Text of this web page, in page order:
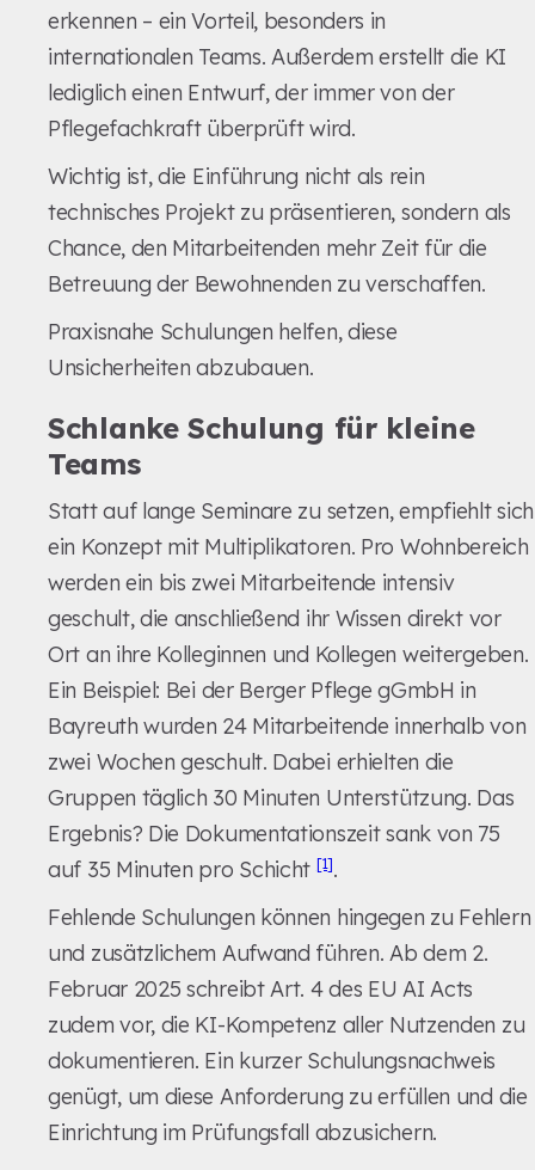
erkennen – ein Vorteil, besonders in
internationalen Teams. Außerdem erstellt die KI
lediglich einen Entwurf, der immer von der
Pflegefachkraft überprüft wird.
Wichtig ist, die Einführung nicht als rein
technisches Projekt zu präsentieren, sondern als
Chance, den Mitarbeitenden mehr Zeit für die
Betreuung der Bewohnenden zu verschaffen.
Praxisnahe Schulungen helfen, diese
Unsicherheiten abzubauen.
Schlanke Schulung für kleine
Teams
Statt auf lange Seminare zu setzen, empfiehlt sich
ein Konzept mit Multiplikatoren. Pro Wohnbereich
werden ein bis zwei Mitarbeitende intensiv
geschult, die anschließend ihr Wissen direkt vor
Ort an ihre Kolleginnen und Kollegen weitergeben.
Ein Beispiel: Bei der Berger Pflege gGmbH in
Bayreuth wurden 24 Mitarbeitende innerhalb von
zwei Wochen geschult. Dabei erhielten die
Gruppen täglich 30 Minuten Unterstützung. Das
Ergebnis? Die Dokumentationszeit sank von 75
auf 35 Minuten pro Schicht [1].
Fehlende Schulungen können hingegen zu Fehlern
und zusätzlichem Aufwand führen. Ab dem 2.
Februar 2025 schreibt Art. 4 des EU AI Acts
zudem vor, die KI-Kompetenz aller Nutzenden zu
dokumentieren. Ein kurzer Schulungsnachweis
genügt, um diese Anforderung zu erfüllen und die
Einrichtung im Prüfungsfall abzusichern.